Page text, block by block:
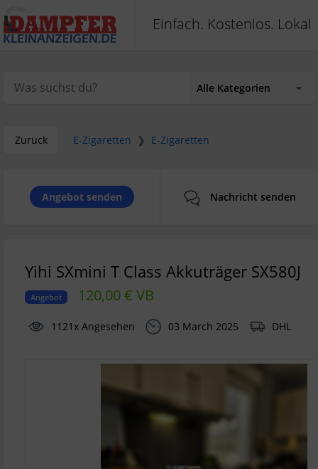
Einfach. Kostenlos. Lokal
Zurück E-Zigaretten ❯ E-Zigaretten
Angebot senden Nachricht senden
Yihi SXmini T Class Akkuträger SX580J
Angebot 120,00 € VB
1121x Angesehen 03 March 2025 DHL